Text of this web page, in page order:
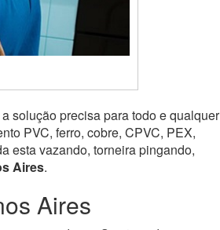
solução precisa para todo e qualquer
PVC, ferro, cobre, CPVC, PEX,
esta vazando, torneira pingando,
Aires.
Aires